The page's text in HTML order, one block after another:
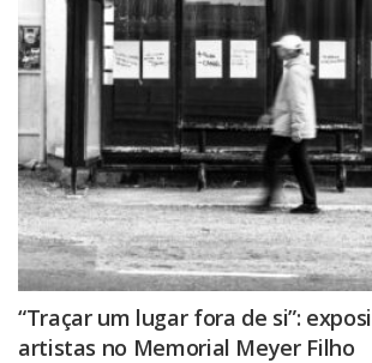
“Traçar um lugar fora de si”:
artistas no Memorial Meyer Filho